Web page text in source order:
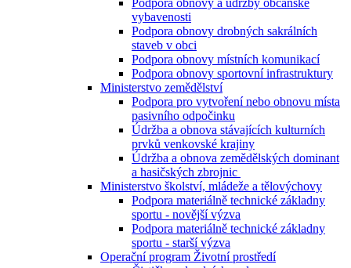
Podpora obnovy a údržby občanské
vybavenosti
Podpora obnovy drobných sakrálních
staveb v obci
Podpora obnovy místních komunikací
Podpora obnovy sportovní infrastruktury
Ministerstvo zemědělství
Podpora pro vytvoření nebo obnovu místa
pasivního odpočinku
Údržba a obnova stávajících kulturních
prvků venkovské krajiny
Údržba a obnova zemědělských dominant
a hasičských zbrojnic
Ministerstvo školství, mládeže a tělovýchovy
Podpora materiálně technické základny
sportu - novější výzva
Podpora materiálně technické základny
sportu - starší výzva
Operační program Životní prostředí